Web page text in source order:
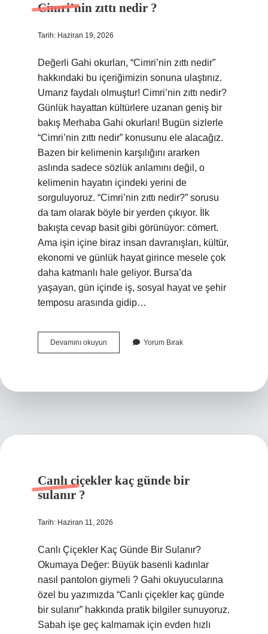
Cimri’nin zıttı nedir ?
Tarih: Haziran 19, 2026
Değerli Gahi okurları, “Cimri’nin zıttı nedir”
hakkındaki bu içeriğimizin sonuna ulaştınız.
Umarız faydalı olmuştur! Cimri’nin zıttı nedir?
Günlük hayattan kültürlere uzanan geniş bir
bakış Merhaba Gahi okurları! Bugün sizlerle
“Cimri’nin zıttı nedir” konusunu ele alacağız.
Bazen bir kelimenin karşılığını ararken
aslında sadece sözlük anlamını değil, o
kelimenin hayatın içindeki yerini de
sorguluyoruz. “Cimri’nin zıttı nedir?” sorusu
da tam olarak böyle bir yerden çıkıyor. İlk
bakışta cevap basit gibi görünüyor: cömert.
Ama işin içine biraz insan davranışları, kültür,
ekonomi ve günlük hayat girince mesele çok
daha katmanlı hale geliyor. Bursa’da
yaşayan, gün içinde iş, sosyal hayat ve şehir
temposu arasında gidip…
Devamını okuyun Cimri’nin
zıttı
Yorum Bırak
Canlı çiçekler kaç günde bir
sulanır ?
Tarih: Haziran 11, 2026
Canlı Çiçekler Kaç Günde Bir Sulanır?
Okumaya Değer: Büyük basenli kadınlar
nasıl pantolon giymeli ? Gahi okuyucularına
özel bu yazımızda “Canlı çiçekler kaç günde
bir sulanır” hakkında pratik bilgiler sunuyoruz.
Sabah işe geç kalmamak için evden hızlı